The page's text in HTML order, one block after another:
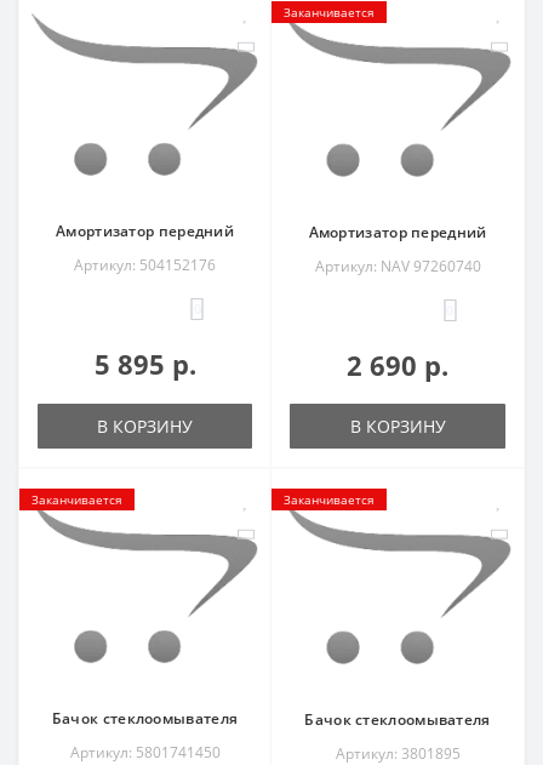
Амортизатор передний
Артикул: 504152176
5 895 р.
В КОРЗИНУ
Заканчивается
Амортизатор передний
Артикул: NAV 97260740
2 690 р.
В КОРЗИНУ
Заканчивается
Бачок стеклоомывателя
Артикул: 5801741450
Заканчивается
Бачок стеклоомывателя
Артикул: 3801895